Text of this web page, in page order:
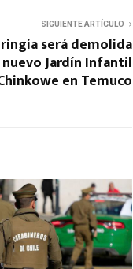
SIGUIENTE ARTÍCULO
será demolida
Jardín Infantil
en Temuco